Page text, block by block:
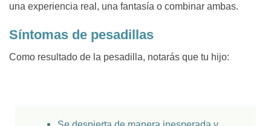
una experiencia real, una fantasía o combinar ambas.
Síntomas de pesadillas
Como resultado de la pesadilla, notarás que tu hijo: